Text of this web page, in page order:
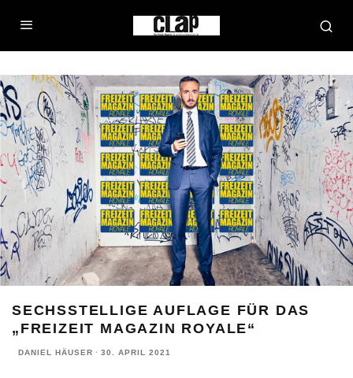
SECHSSTELLIGE AUFLAGE FÜR DAS
„FREIZEIT MAGAZIN ROYALE“
DANIEL HÄUSER · 30. APRIL 2021